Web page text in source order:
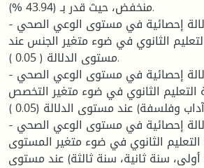
منخفض، حيث قدر بـ (43.94 %).
- لا توجد فروق ذات دلالة إحصائية في مستوى الوعي الصحي
الثانوي في ضوء متغير الجنس عند
مستوى الدلالة ( 0.05 ).
- لا توجد فروق ذات دلالة إحصائية في مستوى الوعي الصحي
التعليم الثانوي في ضوء متغير التخصص
(علوم تجريبية، آداب وفلسفة) عند مستوى الدلالة (0.05 ).
- لا توجد فروق ذات دلالة إحصائية في مستوى الوعي الصحي
التعليم الثانوي في ضوء متغير المستوى
سنة ثانية، سنة ثالثة) عند مستوى